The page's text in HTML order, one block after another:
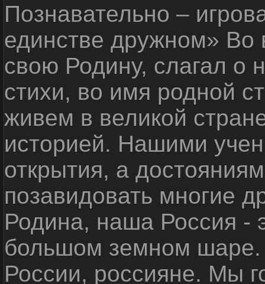
Познавательно –
единстве дружном»
свою Родину, слагал о
стихи, во имя родной
живем в великой
историей. Нашими
открытия, а
позавидовать многие
Родина, наша Россия -
большом земном
России, россияне. Мы